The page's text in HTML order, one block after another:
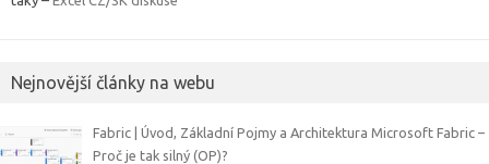
Nejnovější články na webu
Fabric | Úvod, Základní Pojmy a Architektura Microsoft Fabric –
Proč je tak silný (OP)?